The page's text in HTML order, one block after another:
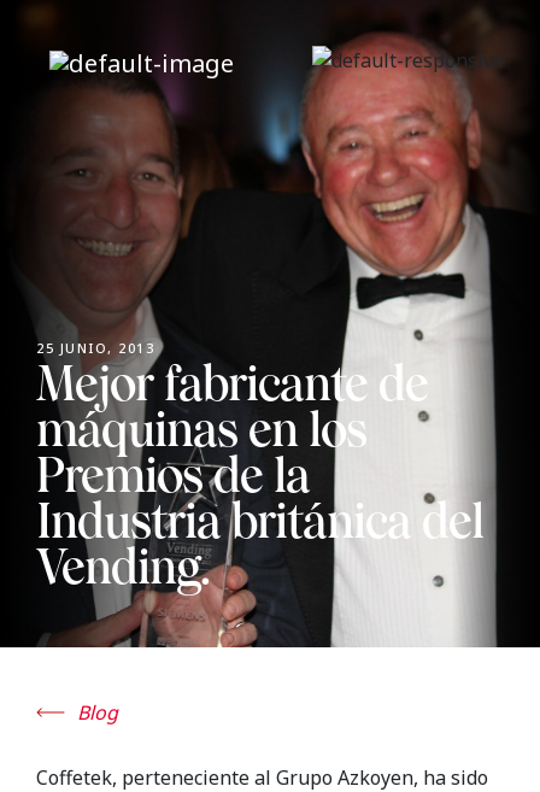
25 JUNIO, 2013
Mejor fabricante de
máquinas en los
Premios de la
Industria británica del
Vending.
Blog
Coffetek, perteneciente al Grupo Azkoyen, ha sido